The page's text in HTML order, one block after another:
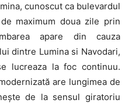
cunoscut ca bulevardul
maximum doua zile prin
apare din cauza
dintre Lumina si Navodari,
lucreaza la foc continuu.
are lungimea de
de la sensul giratoriu